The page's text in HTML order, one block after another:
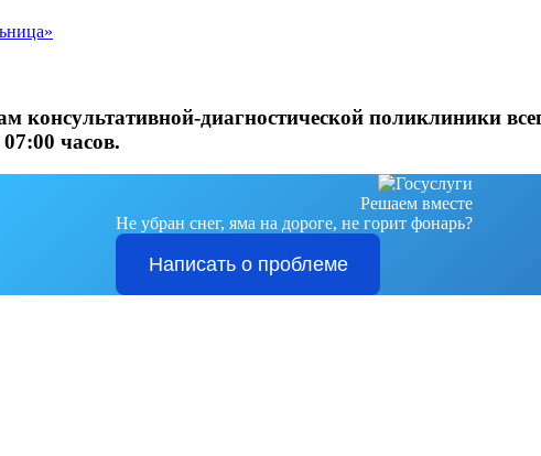
диагностической поликлиники
часов.
Решаем вместе
Не убран снег, яма на дороге, не горит фонарь?
Написать о проблеме